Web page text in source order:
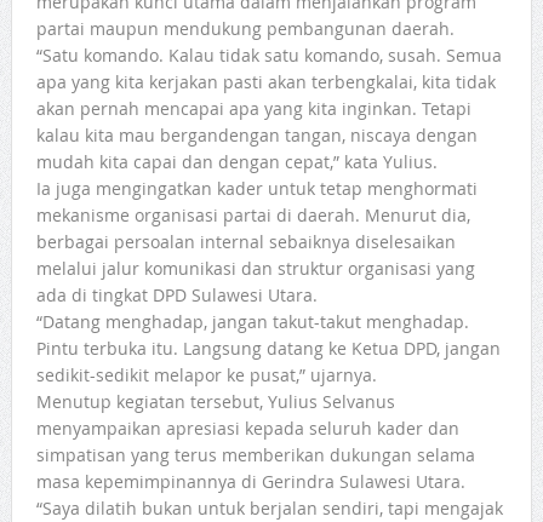
partai maupun mendukung pembangunan daerah.
“Satu komando. Kalau tidak satu komando, susah. Semua
apa yang kita kerjakan pasti akan terbengkalai, kita tidak
akan pernah mencapai apa yang kita inginkan. Tetapi
kalau kita mau bergandengan tangan, niscaya dengan
mudah kita capai dan dengan cepat,” kata Yulius.
Ia juga mengingatkan kader untuk tetap menghormati
mekanisme organisasi partai di daerah. Menurut dia,
berbagai persoalan internal sebaiknya diselesaikan
melalui jalur komunikasi dan struktur organisasi yang
ada di tingkat DPD Sulawesi Utara.
“Datang menghadap, jangan takut-takut menghadap.
Pintu terbuka itu. Langsung datang ke Ketua DPD, jangan
sedikit-sedikit melapor ke pusat,” ujarnya.
Menutup kegiatan tersebut, Yulius Selvanus
menyampaikan apresiasi kepada seluruh kader dan
simpatisan yang terus memberikan dukungan selama
masa kepemimpinannya di Gerindra Sulawesi Utara.
“Saya dilatih bukan untuk berjalan sendiri, tapi mengajak